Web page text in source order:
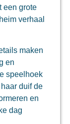
een grote
verhaal
maken
en
speelhoek
duif de
en
dag